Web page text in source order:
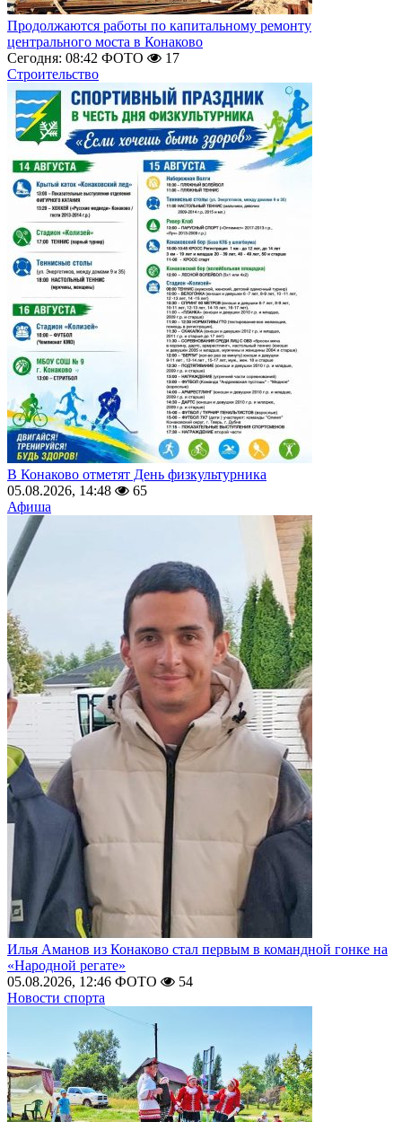
Продолжаются работы по капитальному ремонту
центрального моста в Конаково
Сегодня: 08:42 ФОТО
17
Строительство
В Конаково отметят День физкультурника
05.08.2026, 14:48
65
Афиша
Илья Аманов из Конаково стал первым в командной гонке на
«Народной регате»
05.08.2026, 12:46 ФОТО
54
Новости спорта